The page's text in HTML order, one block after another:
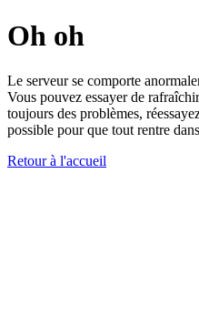
Oh oh
Le serveur se comporte
Vous pouvez essayer de
toujours des problèmes,
possible pour que tout rentre
Retour à l'accueil